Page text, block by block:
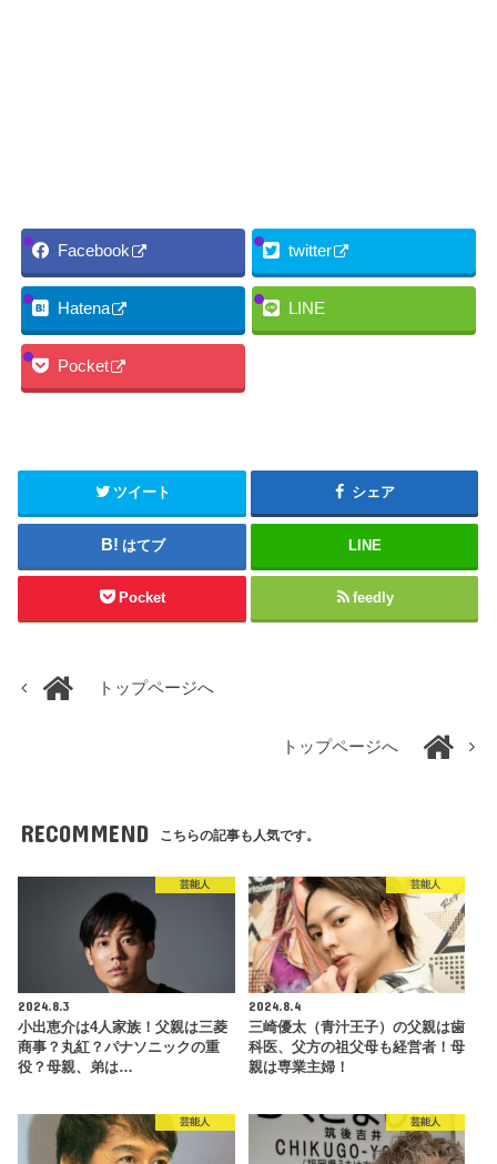
Facebook twitter
Hatena LINE
Pocket
ツイート シェア
はてブ LINE
Pocket feedly
トップページへ
トップページへ
RECOMMEND こちらの記事も人気です。
芸能人
2024.8.3
小出恵介は4人家族！父親は三菱
商事？丸紅？パナソニックの重
役？母親、弟は…
芸能人
2024.8.4
三崎優太（青汁王子）の父親は歯
科医、父方の祖父母も経営者！母
親は専業主婦！
芸能人 芸能人